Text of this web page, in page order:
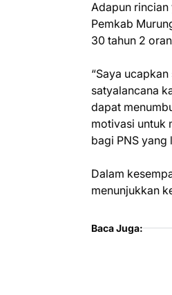
Adapun rincian
Pemkab
30 tahun 2
“Saya
satyalancana
dapat
motivasi untuk
bagi PNS yang
Dalam
menunjukkan
Baca Juga: